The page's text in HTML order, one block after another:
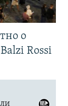
о
Rossi